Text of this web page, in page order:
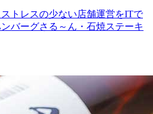
トレスの少ない店舗運営をITで
バーグさる～ん・石焼ステーキ